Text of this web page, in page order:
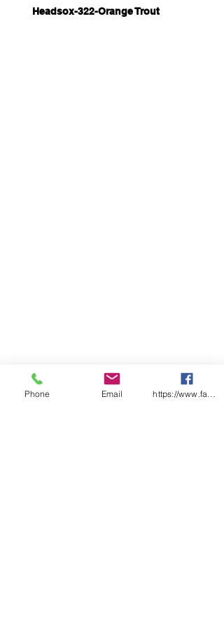
Headsox-322-Orange Trout
Phone Email